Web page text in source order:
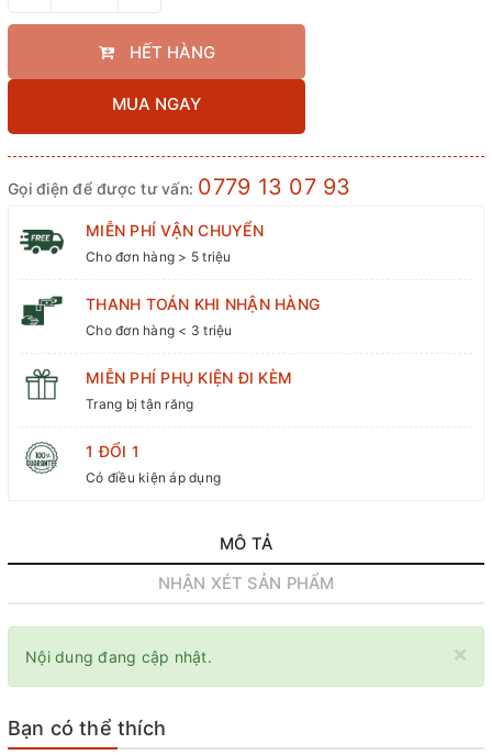
HẾT HÀNG
MUA NGAY
Gọi điện để được tư vấn: 0779 13 07 93
MIỄN PHÍ VẬN CHUYỂN
Cho đơn hàng > 5 triệu
THANH TOÁN KHI NHẬN HÀNG
Cho đơn hàng < 3 triệu
MIỄN PHÍ PHỤ KIỆN ĐI KÈM
Trang bị tận răng
1 ĐỔI 1
Có điều kiện áp dụng
MÔ TẢ
NHẬN XÉT SẢN PHẨM
×
Nội dung đang cập nhật.
Bạn có thể thích